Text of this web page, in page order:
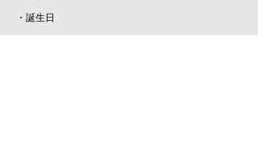
・誕生日